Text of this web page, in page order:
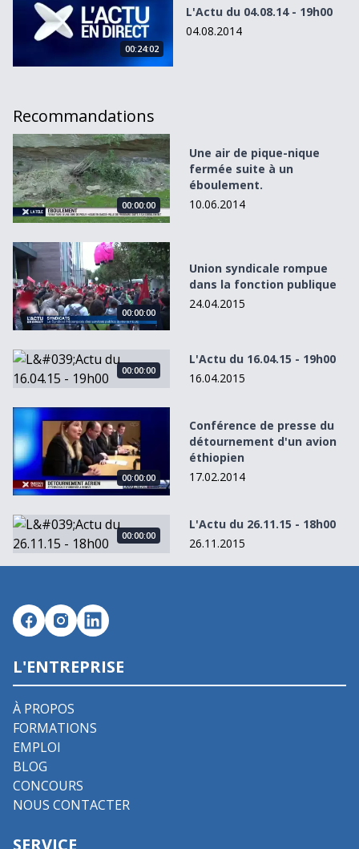
00:24:02
L'Actu du 04.08.14 - 19h00
04.08.2014
Recommandations
Une air de pique-nique fermée suite à un éboulement.
00:00:00
Une air de pique-nique
fermée suite à un
éboulement.
10.06.2014
Union syndicale rompue dans la fonction publique
00:00:00
Union syndicale rompue
dans la fonction publique
24.04.2015
L&#039;Actu du 16.04.15 - 19h00
00:00:00
L'Actu du 16.04.15 - 19h00
16.04.2015
Conférence de presse du détournement d&#039;un
00:00:00
Conférence de presse du
détournement d'un avion
éthiopien
17.02.2014
L&#039;Actu du 26.11.15 - 18h00
00:00:00
L'Actu du 26.11.15 - 18h00
26.11.2015
L'ENTREPRISE
À PROPOS
FORMATIONS
EMPLOI
BLOG
CONCOURS
NOUS CONTACTER
SERVICE